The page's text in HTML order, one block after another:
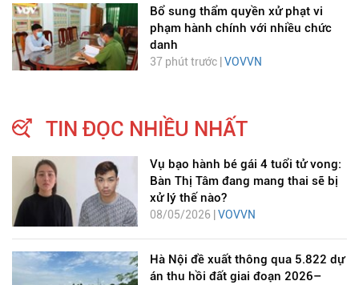
Bổ sung thẩm quyền xử phạt vi
phạm hành chính với nhiều chức
danh
37 phút trước | VOVVN
TIN ĐỌC NHIỀU NHẤT
Vụ bạo hành bé gái 4 tuổi tử vong:
Bàn Thị Tâm đang mang thai sẽ bị
xử lý thế nào?
08/05/2026 | VOVVN
Hà Nội đề xuất thông qua 5.822 dự
án thu hồi đất giai đoạn 2026–